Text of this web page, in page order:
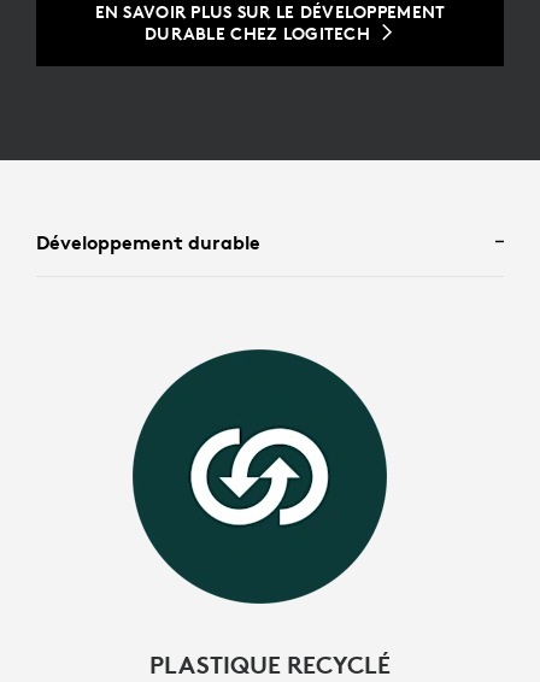
EN SAVOIR PLUS SUR LE DÉVELOPPEMENT
DURABLE CHEZ LOGITECH
Développement durable
PLASTIQUE RECYCLÉ